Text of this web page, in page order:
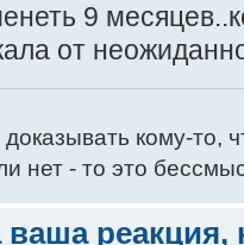
9
от
кому-
нет - то это
реакция,